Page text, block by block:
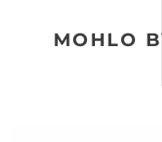
MOHLO